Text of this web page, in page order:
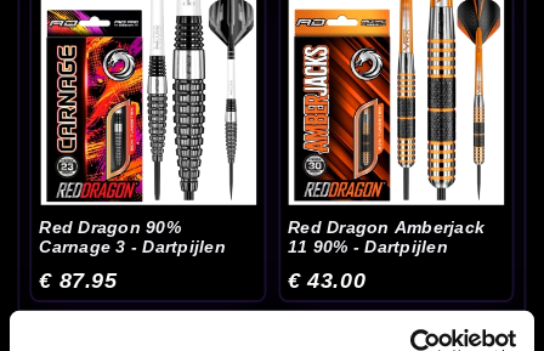
Red Dragon 90%
Carnage 3 - Dartpijlen
€ 87.95
Red Dragon Amberjack
11 90% - Dartpijlen
€ 43.00